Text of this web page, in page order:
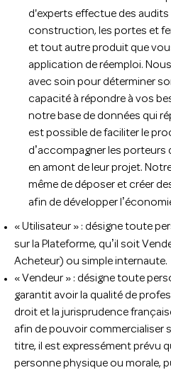
d'experts effectue des audits
construction, les portes et
et tout autre produit que
application de réemploi.
avec soin pour déterminer
capacité à répondre à vos
notre base de données qui
est possible de faciliter le
d ’accompagner les porteurs
en amont de leur projet.
même de déposer et créer
afin de développer l ’
« Utilisateur » : désigne toute
sur la Plateforme, qu’il soit
Acheteur) ou simple internaute.
« Vendeur » : désigne toute
garantit avoir la qualité de
droit et la jurisprudence
afin de pouvoir commercialiser
titre, il est expressément prévu
personne physique ou morale,